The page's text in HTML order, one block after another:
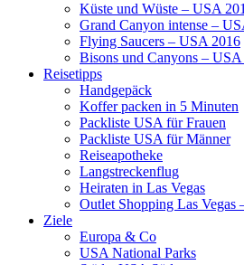
Küste und Wüste – USA
Grand Canyon intense –
Flying Saucers – USA 2016
Bisons und Canyons –
Reisetipps
Handgepäck
Koffer packen in 5 Minuten
Packliste USA für Frauen
Packliste USA für Männer
Reiseapotheke
Langstreckenflug
Heiraten in Las Vegas
Outlet Shopping Las Vegas
Ziele
Europa & Co
USA National Parks